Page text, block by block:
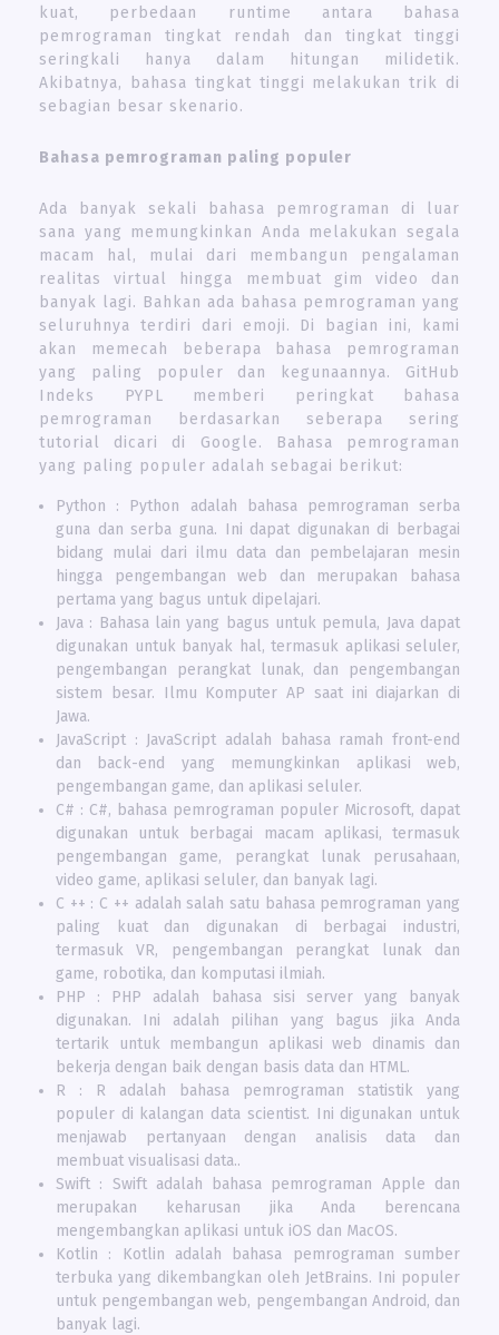
kuat, perbedaan runtime antara bahasa
pemrograman tingkat rendah dan tingkat tinggi
seringkali hanya dalam hitungan milidetik.
Akibatnya, bahasa tingkat tinggi melakukan trik di
sebagian besar skenario.
Bahasa pemrograman paling populer
Ada banyak sekali bahasa pemrograman di luar
sana yang memungkinkan Anda melakukan segala
macam hal, mulai dari membangun pengalaman
realitas virtual hingga membuat gim video dan
banyak lagi. Bahkan ada bahasa pemrograman yang
seluruhnya terdiri dari emoji. Di bagian ini, kami
akan memecah beberapa bahasa pemrograman
yang paling populer dan kegunaannya. GitHub
Indeks PYPL memberi peringkat bahasa
pemrograman berdasarkan seberapa sering
tutorial dicari di Google. Bahasa pemrograman
yang paling populer adalah sebagai berikut:
Python : Python adalah bahasa pemrograman serba
guna dan serba guna. Ini dapat digunakan di berbagai
bidang mulai dari ilmu data dan pembelajaran mesin
hingga pengembangan web dan merupakan bahasa
pertama yang bagus untuk dipelajari.
Java : Bahasa lain yang bagus untuk pemula, Java dapat
digunakan untuk banyak hal, termasuk aplikasi seluler,
pengembangan perangkat lunak, dan pengembangan
sistem besar. Ilmu Komputer AP saat ini diajarkan di
Jawa.
JavaScript : JavaScript adalah bahasa ramah front-end
dan back-end yang memungkinkan aplikasi web,
pengembangan game, dan aplikasi seluler.
C# : C#, bahasa pemrograman populer Microsoft, dapat
digunakan untuk berbagai macam aplikasi, termasuk
pengembangan game, perangkat lunak perusahaan,
video game, aplikasi seluler, dan banyak lagi.
C ++ : C ++ adalah salah satu bahasa pemrograman yang
paling kuat dan digunakan di berbagai industri,
termasuk VR, pengembangan perangkat lunak dan
game, robotika, dan komputasi ilmiah.
PHP : PHP adalah bahasa sisi server yang banyak
digunakan. Ini adalah pilihan yang bagus jika Anda
tertarik untuk membangun aplikasi web dinamis dan
bekerja dengan baik dengan basis data dan HTML.
R : R adalah bahasa pemrograman statistik yang
populer di kalangan data scientist. Ini digunakan untuk
menjawab pertanyaan dengan analisis data dan
membuat visualisasi data..
Swift : Swift adalah bahasa pemrograman Apple dan
merupakan keharusan jika Anda berencana
mengembangkan aplikasi untuk iOS dan MacOS.
Kotlin : Kotlin adalah bahasa pemrograman sumber
terbuka yang dikembangkan oleh JetBrains. Ini populer
untuk pengembangan web, pengembangan Android, dan
banyak lagi.